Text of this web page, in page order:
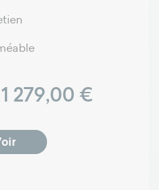
Prix
1 279,00 €